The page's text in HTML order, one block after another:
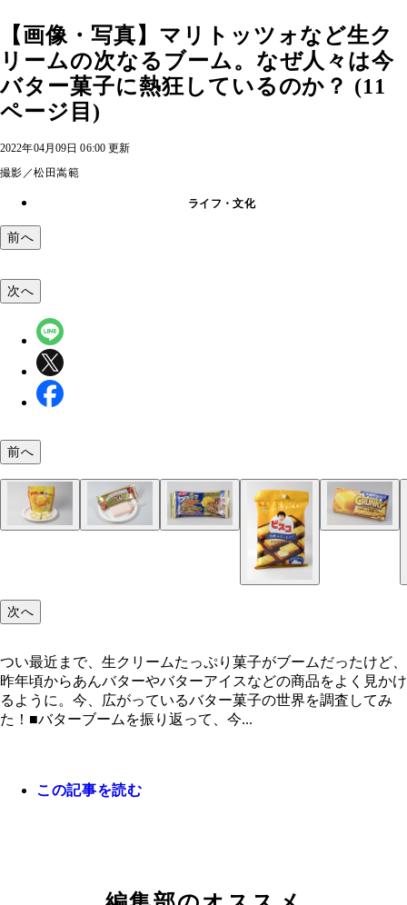
【画像・写真】マリトッツォなど生ク
リームの次なるブーム。なぜ人々は今
バター菓子に熱狂しているのか？ (11
ページ目)
2022年04月09日 06:00 更新
撮影／松田嵩範
ライフ・文化
前へ
ＳＡＶＥＵＲ（サヴール）「クレーム・オ・ブー
８０円（１ピース）クリームの口どけがとてもい
Ｓｗｅｅｔｓ＆Ｂｏｏｋｓ キノシタ 「レーズンバ
バタービスケットサンド ダブルショコラ（ファミ
ート）２３８円 発売から半年で累計２０００万
り漂う
バター焼いちゃった？（不二家）１６２円 開け
バターの香りが飛び込み、口に入れるとホロっと
かじるあまおう苺バターアイス（赤城乳業）１
昨年人気を博したかじるバターアイスの最新作。
ブラックサンダー 至福のバター（有楽製菓）５
人気のチョコ菓子に、バターの香りがプラスされ
クランキーじゅわっと発酵バター（ロッテ）１
かなり濃厚なバター風味。背徳感を丸かじりの文
次へ
前へ
次へ
つい最近まで、生クリームたっぷり菓子がブームだったけど、
昨年頃からあんバターやバターアイスなどの商品をよく見かけ
るように。今、広がっているバター菓子の世界を調査してみ
た！■バターブームを振り返って、今...
この記事を読む